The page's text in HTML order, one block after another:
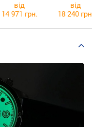
від
14 971 грн.
від
18 240